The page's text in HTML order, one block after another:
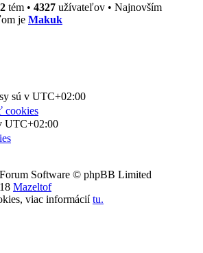
tém • 4327 užívateľov • Najnovším
je Makuk
sú v UTC+02:00
cookies
UTC+02:00
Software © phpBB Limited
Mazeltof
viac informáciítu.